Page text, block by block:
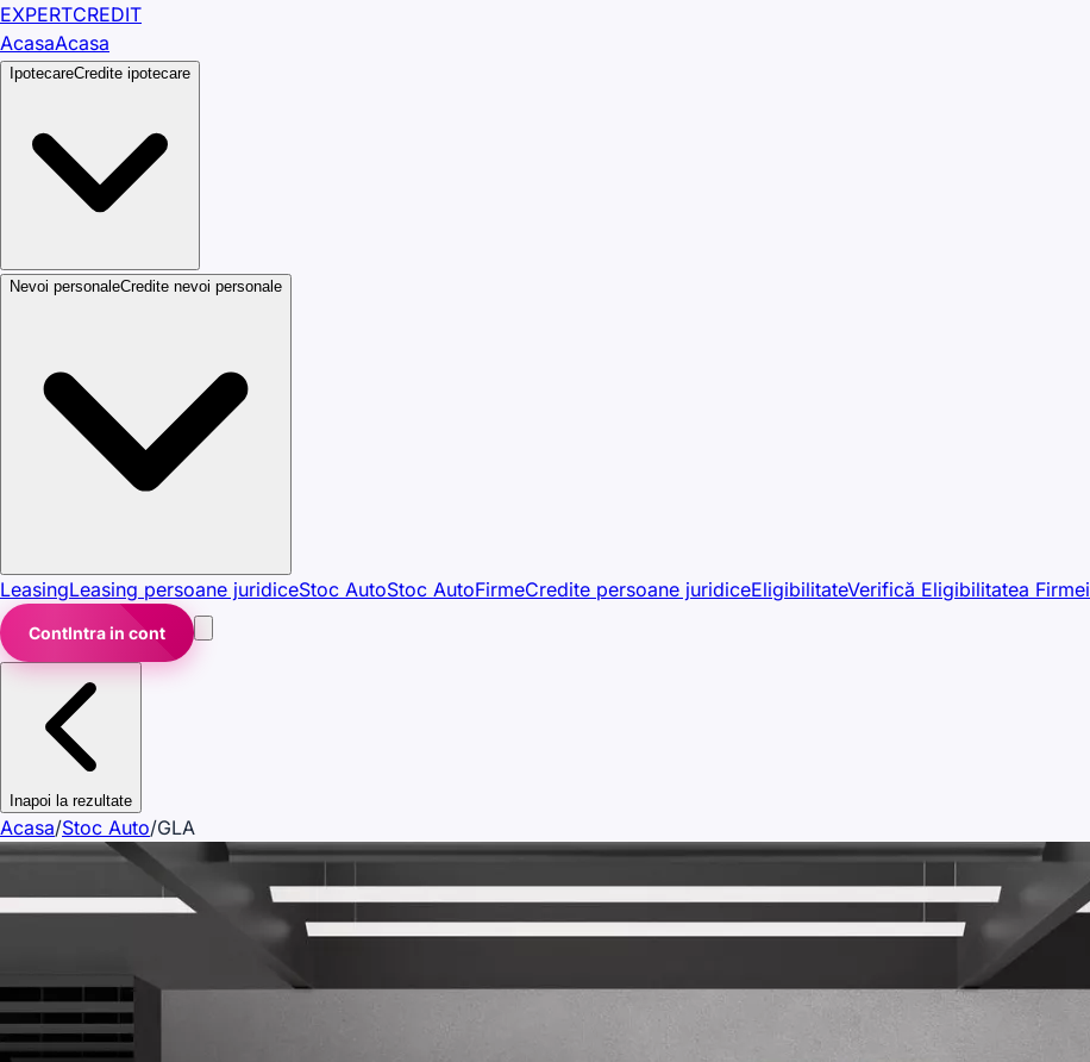
EXPERTCREDIT
AcasaAcasa
IpotecareCredite ipotecare
Nevoi personaleCredite nevoi personale
LeasingLeasing persoane juridiceStoc AutoStoc AutoFirmeCredite persoane juridiceEligibilitateVerifică Eligibilitatea Firmei
ContIntra in cont
Inapoi la rezultate
Acasa/Stoc Auto/GLA